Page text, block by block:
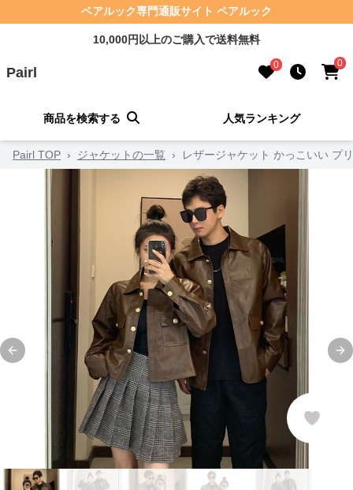
ペアルック専門通販サイト ペアルック
10,000円以上のご購入で送料無料
Pairl 0 0
商品を検索する 人気ランキング
Pairl TOP › ジャケットの一覧 › レザージャケット かっこいい プ
Previous slide